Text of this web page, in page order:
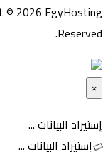
Reserved.
×
غلق
إستيراد البيانات ...
إستيراد البيانات ...